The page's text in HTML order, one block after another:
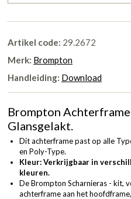
Artikel code: 29.2672
Merk: Brompton
Handleiding: Download
Brompton Achterframe
Glansgelakt.
Dit achterframe past op alle
en Poly-Type.
Kleur: Verkrijgbaar in
kleuren.
De Brompton Scharnieras - kit,
achterframe aan het